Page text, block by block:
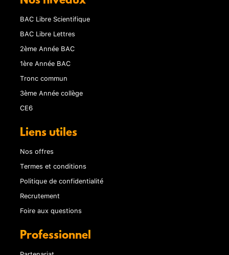
BAC Libre Scientifique
BAC Libre Lettres
2ème Année BAC
1ère Année BAC
Tronc commun
3ème Année collège
CE6
Liens utiles
Nos offres
Termes et conditions
Politique de confidentialité
Recrutement
Foire aux questions
Professionnel